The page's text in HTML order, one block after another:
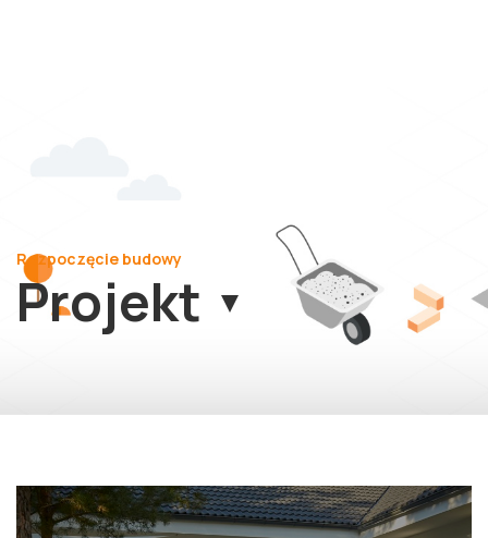
Rozpoczęcie budowy
Projekt